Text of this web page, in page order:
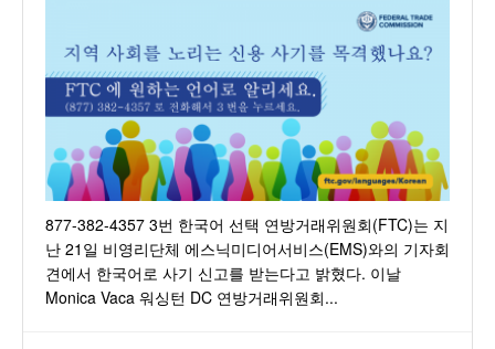
877-382-4357 3번 한국어 선택 연방거래위원회(FTC)는 지
난 21일 비영리단체 에스닉미디어서비스(EMS)와의 기자회
견에서 한국어로 사기 신고를 받는다고 밝혔다. 이날
Monica Vaca 워싱턴 DC 연방거래위원회...